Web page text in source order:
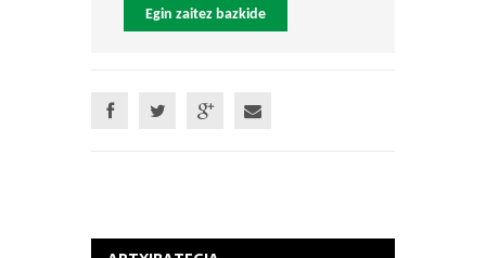
Egin zaitez bazkide